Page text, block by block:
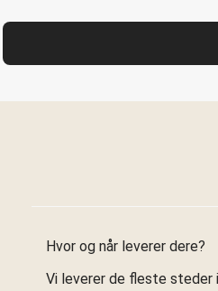
Hvor og når leverer dere?
Vi leverer de fleste steder